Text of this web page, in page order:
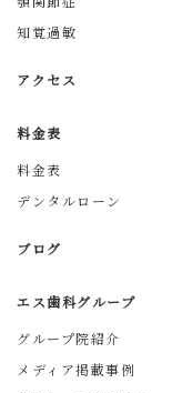
知覚過敏
アクセス
料金表
料金表
デンタルローン
ブログ
エス歯科グループ
グループ院紹介
メディア掲載事例